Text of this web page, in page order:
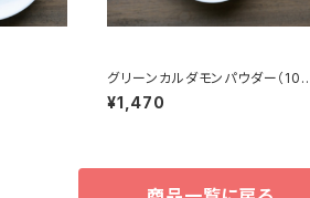
グリーンカルダモンパウダー（100
g）
¥1,470